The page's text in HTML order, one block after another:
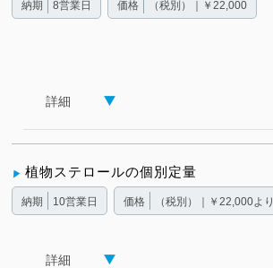
納期 8営業日 価格 （税別）｜￥22,000
詳細
植物ステロールの個別定量
納期 10営業日 価格 （税別）｜￥22,000より
詳細